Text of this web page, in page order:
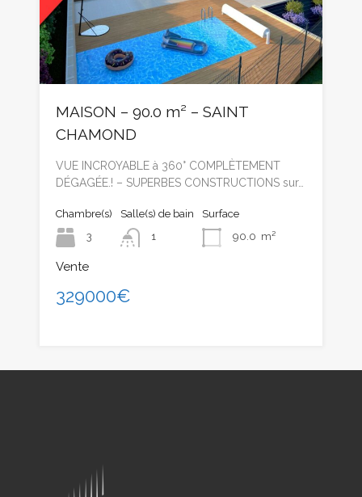
MAISON – 90.0 m² – SAINT
CHAMOND
VUE INCROYABLE à 360° COMPLÈTEMENT
DÉGAGÉE.! – SUPERBES CONSTRUCTIONS sur…
Chambre(s)
3
Salle(s) de bain
1
Surface
90.0 m²
Vente
329000€